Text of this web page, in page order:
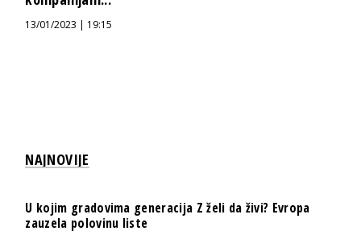
13/01/2023 | 19:15
NAJNOVIJE
U kojim gradovima generacija Z želi da živi? Evropa
zauzela polovinu liste